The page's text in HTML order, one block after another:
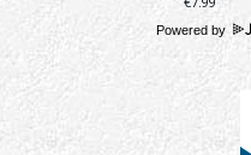
Powered by